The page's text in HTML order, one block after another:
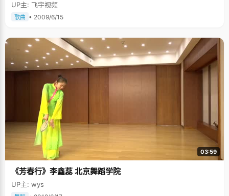
UP主: 飞宇视频
歌曲 • 2009/6/15
03:59
《芳春行》李鑫蕊 北京舞蹈学院
UP主: wys